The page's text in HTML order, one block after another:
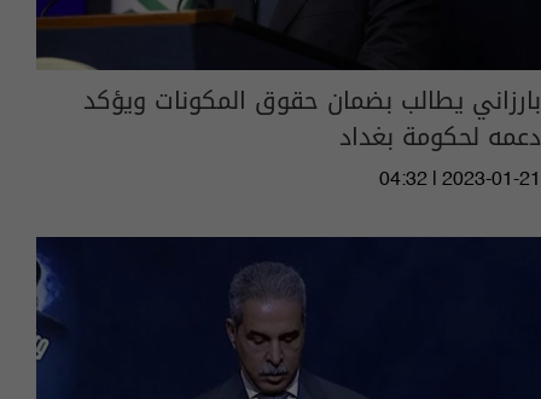
بارزاني يطالب بضمان حقوق المكونات ويؤكد
دعمه لحكومة بغداد
04:32 | 2023-01-21